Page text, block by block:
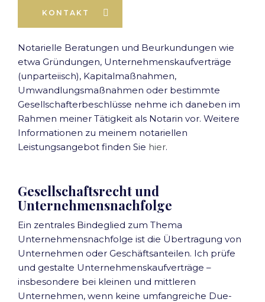
KONTAKT
Notarielle Beratungen und Beurkundungen wie
etwa Gründungen, Unternehmenskaufverträge
(unparteiisch), Kapitalmaßnahmen,
Umwandlungsmaßnahmen oder bestimmte
Gesellschafterbeschlüsse nehme ich daneben im
Rahmen meiner Tätigkeit als Notarin vor. Weitere
Informationen zu meinem notariellen
Leistungsangebot finden Sie hier.
Gesellschaftsrecht und
Unternehmensnachfolge
Ein zentrales Bindeglied zum Thema
Unternehmensnachfolge ist die Übertragung von
Unternehmen oder Geschäftsanteilen. Ich prüfe
und gestalte Unternehmenskaufverträge –
insbesondere bei kleinen und mittleren
Unternehmen, wenn keine umfangreiche Due-